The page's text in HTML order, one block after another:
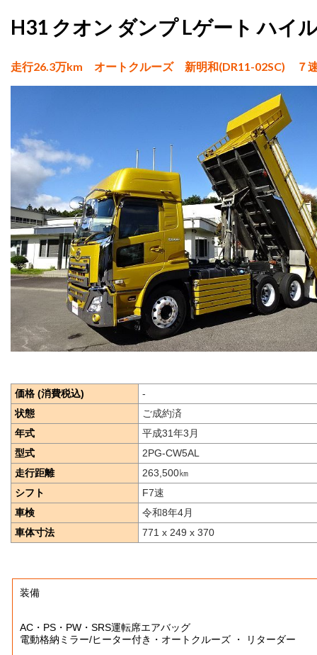
H31 クオン ダンプ Lゲート ハイ
走行26.3万km オートクルーズ 新明和(DR11-02SC)
価格 (消費税込)
-
状態
ご成約済
年式
平成31年3月
型式
2PG-CW5AL
走行距離
263,500㎞
シフト
F7速
車検
令和8年4月
車体寸法
771 x 249 x 370
装備
AC・PS・PW・SRS運転席エアバッグ
電動格納ミラー/ヒーター付き・オートクルーズ ・ リターダー